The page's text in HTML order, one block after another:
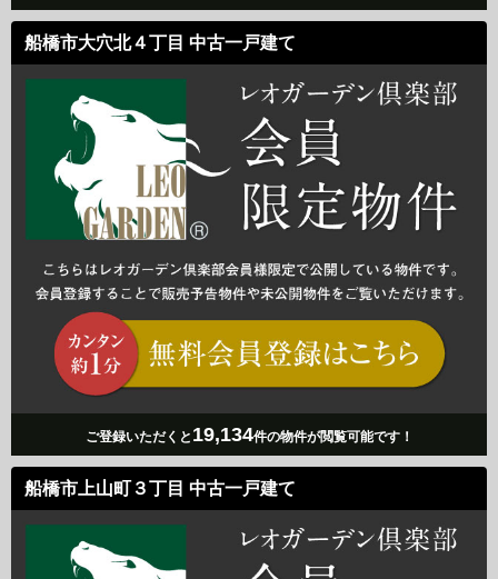
船橋市大穴北４丁目 中古一戸建て
ご登録いただくと 19,134件の物件が閲覧可能です！
船橋市上山町３丁目 中古一戸建て